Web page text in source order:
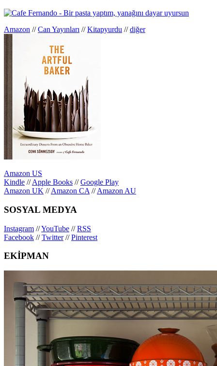
Amazon //Can Yayınları //Kitapyurdu //diğer
Amazon US
Kindle //Apple Books //Google Play
Amazon UK //Amazon CA //Amazon AU
SOSYAL MEDYA
Instagram //YouTube //RSS
Facebook //Twitter//Pinterest
EKİPMAN